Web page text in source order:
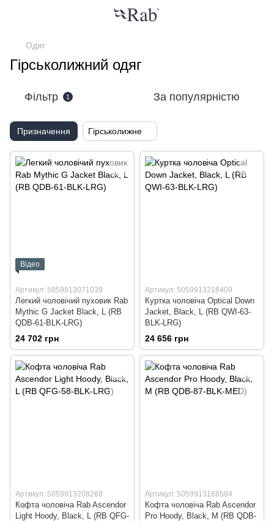
Одяг
Гірськолижний одяг
Фільтр 1 За популярністю
Призначення Гірськолижне
Відео
Артикул: 5059913071039
Легкий чоловічий пуховик Rab
Mythic G Jacket Black, L (RB
QDB-61-BLK-LRG)
24 702 грн
Артикул: 5059913216409
Куртка чоловіча Optical Down
Jacket, Black, L (RB QWI-63-
BLK-LRG)
24 656 грн
Артикул: 5059913208268
Кофта чоловіча Rab Ascendor
Light Hoody, Black, L (RB QFG-
Артикул: 5059913188584
Кофта чоловіча Rab Ascendor
Pro Hoody, Black, M (RB QDB-